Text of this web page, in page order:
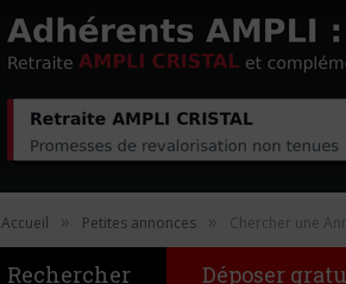
Accueil » Petites annonces » Chercher une
Rechercher Déposer